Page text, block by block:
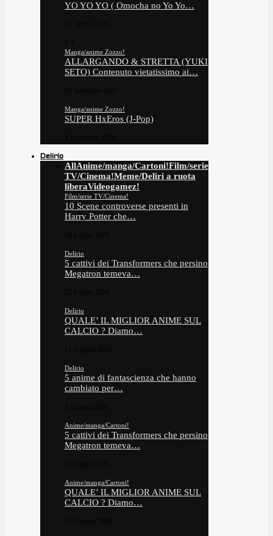
YO YO YO ( Omocha no Yo Yo…
Manga/anime Zozzo!
ALLARGANDO & STRETTA (YUKI
SETO) Contenuto vietatissimo ai…
Manga/anime Zozzo!
SUPER HxEros (J-Pop)
Delirio
AllAnime/manga/Cartoni!Film/serie
TV/Cinema!Meme/Deliri a ruota
liberaVideogamez!
Film/serie TV/Cinema!
10 Scene controverse presenti in
Harry Potter che…
Delirio
5 cattivi dei Transformers che persino
Megatron temeva…
Delirio
QUALE’ IL MIGLIOR ANIME SUL
CALCIO ? Diamo…
Delirio
5 anime di fantascienza che hanno
cambiato per…
Anime/manga/Cartoni!
5 cattivi dei Transformers che persino
Megatron temeva…
Anime/manga/Cartoni!
QUALE’ IL MIGLIOR ANIME SUL
CALCIO ? Diamo…